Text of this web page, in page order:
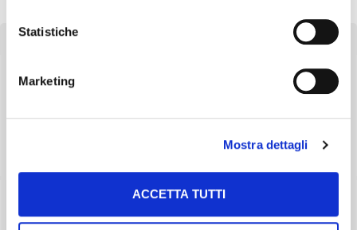
Statistiche
Marketing
Mostra dettagli
ACCETTA TUTTI